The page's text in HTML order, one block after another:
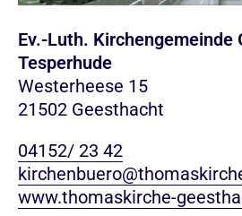
Ev.-Luth. Kirchengemeinde
Tesperhude
Westerheese 15
21502 Geesthacht
04152/ 23 42
www.thomaskirche-